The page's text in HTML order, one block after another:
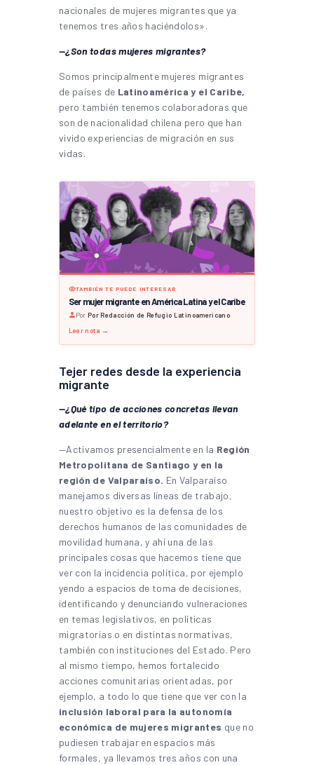
nacionales de mujeres migrantes que ya
tenemos tres años haciéndolos».
—¿Son todas mujeres migrantes?
Somos principalmente mujeres migrantes
de países de Latinoamérica y el Caribe,
pero también tenemos colaboradoras que
son de nacionalidad chilena pero que han
vivido experiencias de migración en sus
vidas.
TAMBIÉN TE PUEDE INTERESAR
Ser mujer migrante en América Latina y el Caribe
Por Por Redacción de Refugio Latinoamericano
Leer nota →
Tejer redes desde la experiencia
migrante
—¿Qué tipo de acciones concretas llevan
adelante en el territorio?
—Activamos presencialmente en la Región
Metropolitana de Santiago y en la
región de Valparaíso. En Valparaíso
manejamos diversas líneas de trabajo,
nuestro objetivo es la defensa de los
derechos humanos de las comunidades de
movilidad humana, y ahí una de las
principales cosas que hacemos tiene que
ver con la incidencia política, por ejemplo
yendo a espacios de toma de decisiones,
identificando y denunciando vulneraciones
en temas legislativos, en políticas
migratorias o en distintas normativas,
también con instituciones del Estado. Pero
al mismo tiempo, hemos fortalecido
acciones comunitarias orientadas, por
ejemplo, a todo lo que tiene que ver con la
inclusión laboral para la autonomía
económica de mujeres migrantes que no
pudiesen trabajar en espacios más
formales, ya llevamos tres años con una